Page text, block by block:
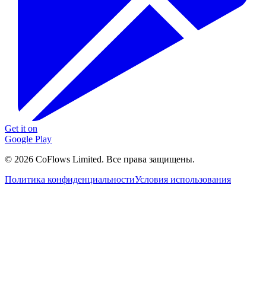
Get it on
Google Play
© 2026 CoFlows Limited. Все права защищены.
Политика конфиденциальностиУсловия использования